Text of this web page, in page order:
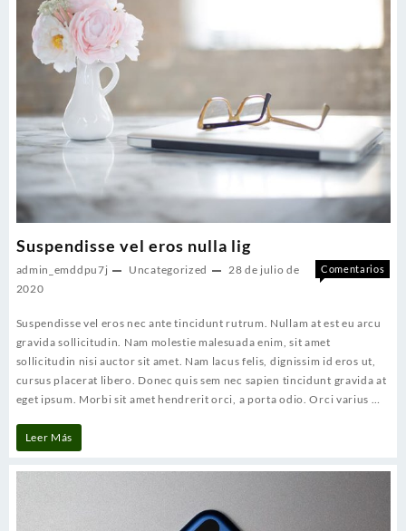
augue
unt
Suspendisse vel eros nulla lig
admin_emddpu7j Uncategorized
28 de julio de
2020
Comentarios
desactivados
lig
Suspendisse vel eros nec ante tincidunt rutrum. Nullam at est eu arcu
gravida sollicitudin. Nam molestie malesuada enim, sit amet
sollicitudin nisi auctor sit amet. Nam lacus felis, dignissim id eros ut,
cursus placerat libero. Donec quis sem nec sapien tincidunt gravida at
eget ipsum. Morbi sit amet hendrerit orci, a porta odio. Orci varius …
Suspendisse
Leer Más